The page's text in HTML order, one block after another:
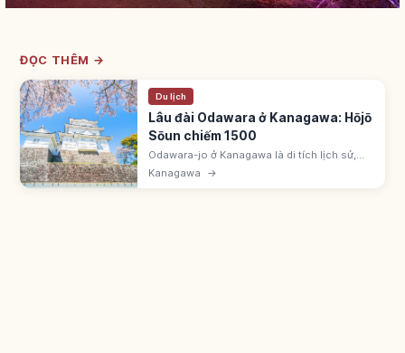
ĐỌC THÊM →
Du lịch
Lâu đài Odawara ở Kanagawa: Hōjō
Sōun chiếm 1500
Odawara-jo ở Kanagawa là di tích lịch sử,
gốc thành Omori thế kỷ 15. Hojo Soun chiếm
~1500, căn cứ 5 đời Hojo ~100 năm. Tháp
Kanagawa →